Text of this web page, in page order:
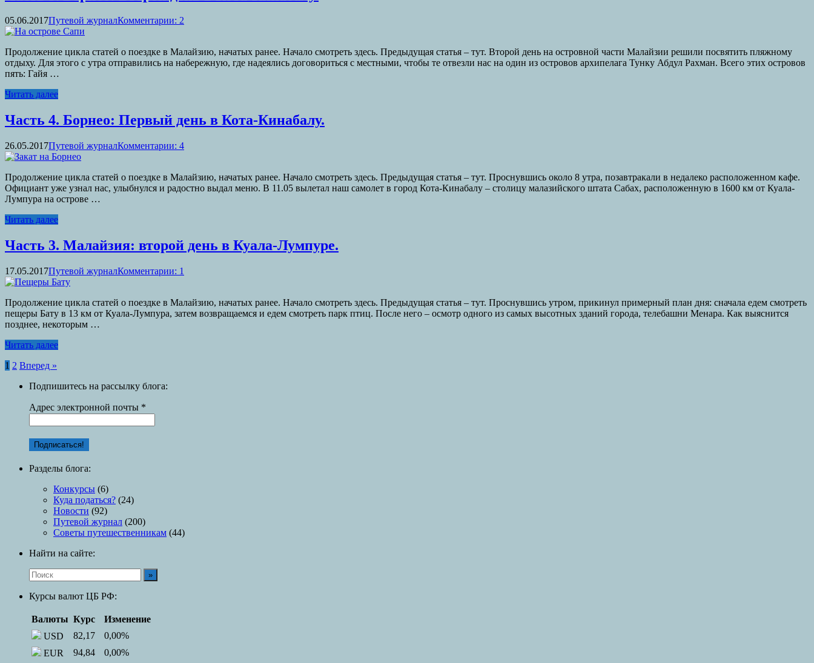
05.06.2017Путевой журналКомментарии: 2
Продолжение цикла статей о поездке в Малайзию, начатых ранее. Начало смотреть здесь. Предыдущая статья – тут. Второй день на островной части Малайзии решили посвятить пляжному
отдыху. Для этого с утра отправились на набережную, где надеялись договориться с местными, чтобы те отвезли нас на один из островов архипелага Тунку Абдул Рахман. Всего этих островов
пять: Гайя …
Читать далее
Часть 4. Борнео: Первый день в Кота-Кинабалу.
26.05.2017Путевой журналКомментарии: 4
Продолжение цикла статей о поездке в Малайзию, начатых ранее. Начало смотреть здесь. Предыдущая статья – тут. Проснувшись около 8 утра, позавтракали в недалеко расположенном кафе.
Официант уже узнал нас, улыбнулся и радостно выдал меню. В 11.05 вылетал наш самолет в город Кота-Кинабалу – столицу малазийского штата Сабах, расположенную в 1600 км от Куала-
Лумпура на острове …
Читать далее
Часть 3. Малайзия: второй день в Куала-Лумпуре.
17.05.2017Путевой журналКомментарии: 1
Продолжение цикла статей о поездке в Малайзию, начатых ранее. Начало смотреть здесь. Предыдущая статья – тут. Проснувшись утром, прикинул примерный план дня: сначала едем смотреть
пещеры Бату в 13 км от Куала-Лумпура, затем возвращаемся и едем смотреть парк птиц. После него – осмотр одного из самых высотных зданий города, телебашни Менара. Как выяснится
позднее, некоторым …
Читать далее
Пагинация
записей
1 2 Вперед »
Подпишитесь на рассылку блога:
Адрес электронной почты *
Разделы блога:
Конкурсы (6)
Куда податься? (24)
Новости (92)
Путевой журнал (200)
Советы путешественникам (44)
Найти на сайте:
Курсы валют ЦБ РФ:
Валюты Курс
Изменение
USD
82,17 0,00%
EUR
94,84 0,00%